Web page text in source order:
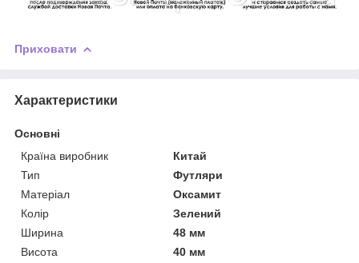
Приховати
Характеристики
Основні
Країна виробник
Китай
Тип
Футляри
Матеріал
Оксамит
Колір
Зелений
Ширина
48 мм
Висота
40 мм